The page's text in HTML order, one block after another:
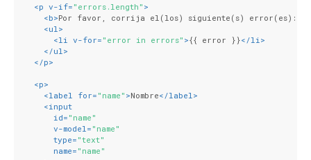
<p v-if= "errors.length" >
<b>Por favor, corrija el(los) siguiente(s) error(es):
<ul >
<li v-for= "error in errors" >{{ error }}</li >
</ul >
</p>
<p>
<label for= "name" >Nombre</label >
<input
id= "name"
v-model = "name"
type= "text"
name= "name"